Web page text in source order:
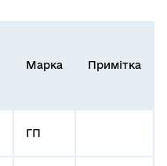
Марка Примітка
ГП